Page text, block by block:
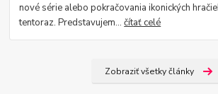
nové série alebo pokračovania ikonických
tentoraz. Predstavujem...čítať celé
Zobraziť všetky články